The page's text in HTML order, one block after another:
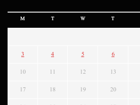
M T W T
3 4 5 6
10 11 12 13
17 18 19 20